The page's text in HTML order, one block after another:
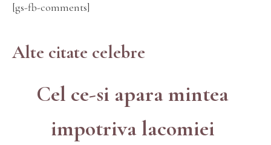
[gs-fb-comments]
Alte citate celebre
Cel ce-si apara mintea
impotriva lacomiei